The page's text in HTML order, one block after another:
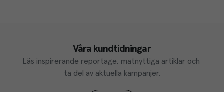
Våra kundtidningar
Läs inspirerande reportage, matnyttiga artiklar och
ta del av aktuella kampanjer.